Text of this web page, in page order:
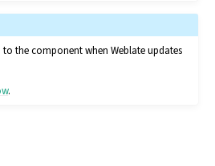
the component when Weblate updates
.